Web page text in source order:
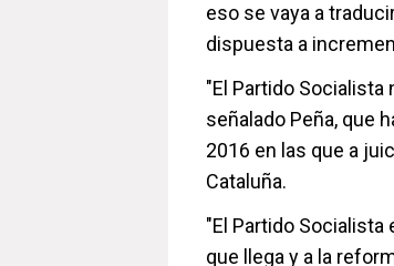
eso se vaya a
dispuesta a
"El Partido Socialista
señalado Peña, que
2016 en las que a
Cataluña.
"El Partido
que llega y a la